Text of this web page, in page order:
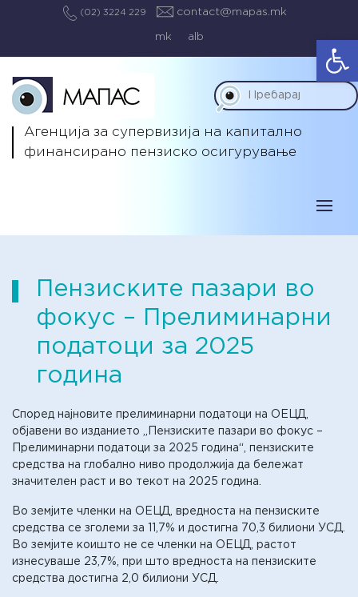
(02) 3224 229 contact@mapas.mk
mk alb
Агенција за супервизија на капитално
финансирано пензиско осигурување
Пензиските пазари во
фокус – Прелиминарни
податоци за 2025
година
Според најновите прелиминарни податоци на ОЕЦД,
објавени во изданието „Пензиските пазари во фокус –
Прелиминарни податоци за 2025 година“, пензиските
средства на глобално ниво продолжија да бележат
значителен раст и во текот на 2025 година.
Во земјите членки на ОЕЦД, вредноста на пензиските
средства се зголеми за 11,7% и достигна 70,3 билиони УСД.
Во земјите коишто не се членки на ОЕЦД, растот
изнесуваше 23,7%, при што вредноста на пензиските
средства достигна 2,0 билиони УСД.